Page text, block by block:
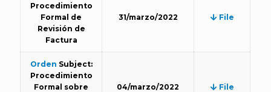
Procedimiento
Formal de
Revisión de
Factura
31/marzo/2022 File
Orden Subject:
Procedimiento
Formal sobre
04/marzo/2022 File